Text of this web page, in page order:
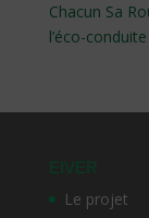
Chacun Sa
l’éco-conduite
EIVER
Le projet